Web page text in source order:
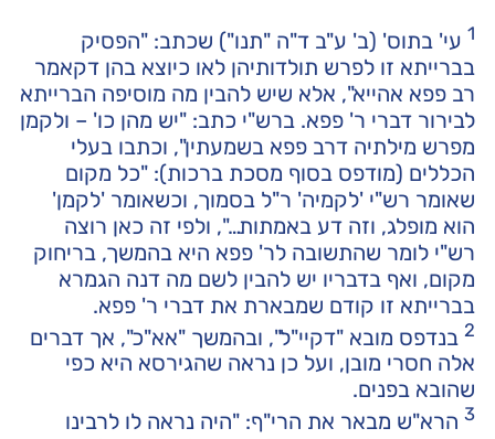
1 עי' בתוס' (ב' ע"ב ד"ה "תנו") שכתב: "הפסיק
בברייתא זו לפרש תולדותיהן לאו כיוצא בהן דקאמר
רב פפא אהייא", אלא שיש להבין מה מוסיפה הברייתא
לבירור דברי ר' פפא. ברש"י כתב: "יש מהן כו' – ולקמן
מפרש מילתיה דרב פפא בשמעתין", וכתבו בעלי
הכללים (מודפס בסוף מסכת ברכות): "כל מקום
שאומר רש"י 'לקמיה' ר"ל בסמוך, וכשאומר 'לקמן'
הוא מופלג, וזה דע באמתות…", ולפי זה כאן רוצה
רש"י לומר שהתשובה לר' פפא היא בהמשך, בריחוק
מקום, ואף בדבריו יש להבין לשם מה דנה הגמרא
בברייתא זו קודם שמבארת את דברי ר' פפא.
2בנדפס מובא "דקיי"ל", ובהמשך "אא"כ", אך דברים
אלה חסרי מובן, ועל כן נראה שהגירסא היא כפי
שהובא בפנים.
3הרא"ש מבאר את הרי"ף: "היה נראה לו לרבינו